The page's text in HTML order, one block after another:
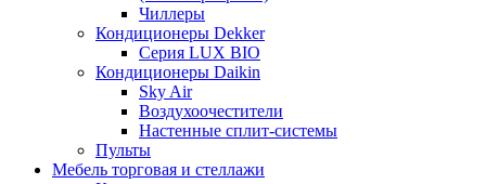
Чиллеры
Кондиционеры Dekker
Серия LUX BIO
Кондиционеры Daikin
Sky Air
Воздухоочестители
Настенные сплит-системы
Пульты
Мебель торговая и стеллажи